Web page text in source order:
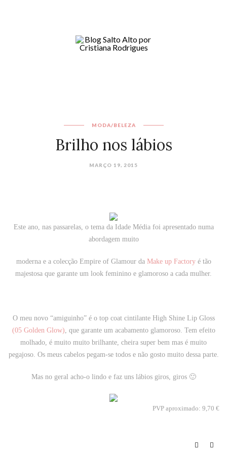
MODA/BELEZA
Brilho nos lábios
MARÇO 19, 2015
Este ano, nas passarelas, o tema da Idade Média foi apresentado numa
abordagem muito
moderna e a colecção Empire of Glamourda Make up Factory é tão
majestosa que garante um look feminino e glamoroso a cada mulher.
O meu novo “amiguinho” é o top coat cintilante High Shine Lip Gloss
(05 Golden Glow) , que garante um acabamento glamoroso. Tem efeito
molhado, é muito muito brilhante, cheira super bem mas é muito
pegajoso. Os meus cabelos pegam-se todos e não gosto muito dessa parte.
Mas no geral acho-o lindo e faz uns lábios giros, giros 🙂
PVP aproximado: 9,70 €